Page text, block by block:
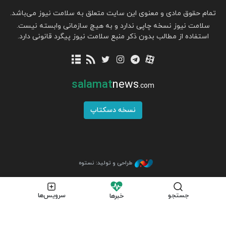
جستجو خبرها سرویس‌ها
تمام حقوق مادی و معنوی این سایت متعلق به سلامت نیوز می‌باشد.
سلامت نیوز نسخه چاپی ندارد و به هیچ سازمانی وابسته نیست.
استفاده از مطالب بدون ذکر منبع سلامت نیوز پیگرد قانونی دارد.
salamatnews.com
نسخه دسکتاپ
طراحی و تولید: نستوه